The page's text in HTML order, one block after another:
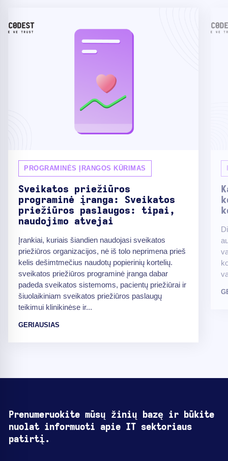
PROGRAMINĖS ĮRANGOS KŪRIMAS
Sveikatos priežiūros
programinė įranga: Sveikatos
priežiūros paslaugos: tipai,
naudojimo atvejai
Įrankiai, kuriais šiandien naudojasi sveikatos
priežiūros organizacijos, nė iš tolo neprimena prieš
kelis dešimtmečius naudotų popierinių kortelių.
sveikatos priežiūros programinė įranga dabar
padeda sveikatos sistemoms, pacientų priežiūrai ir
šiuolaikiniam sveikatos priežiūros paslaugų
teikimui klinikinėse ir...
GERIAUSIAS
Prenumeruokite mūsų žinių bazę ir būkite
nuolat informuoti apie IT sektoriaus
patirtį.